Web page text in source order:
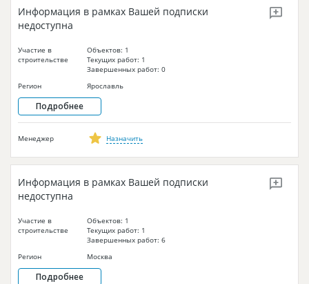
Информация в рамках Вашей подписки
недоступна
Участие в
строительстве
Объектов: 1
Текущих работ: 1
Завершенных работ: 0
Регион
Ярославль
Подробнее
Менеджер Назначить
Информация в рамках Вашей подписки
недоступна
Участие в
строительстве
Объектов: 1
Текущих работ: 1
Завершенных работ: 6
Регион
Москва
Подробнее